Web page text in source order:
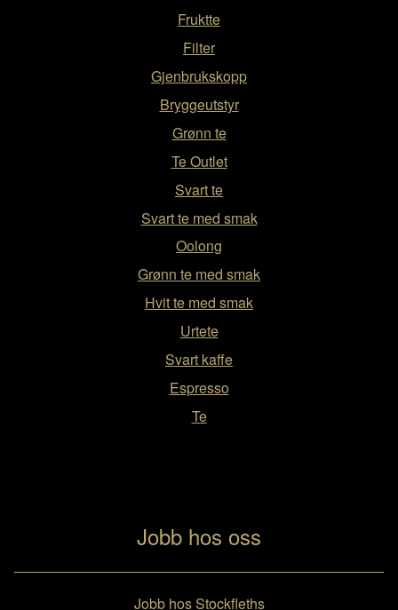
Fruktte
Filter
Gjenbrukskopp
Bryggeutstyr
Grønn te
Te Outlet
Svart te
Svart te med smak
Oolong
Grønn te med smak
Hvit te med smak
Urtete
Svart kaffe
Espresso
Te
Jobb hos oss
Jobb hos Stockfleths